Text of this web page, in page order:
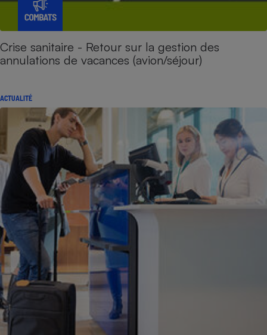
Crise sanitaire - Retour sur la gestion des
annulations de vacances (avion/séjour)
ACTUALITÉ